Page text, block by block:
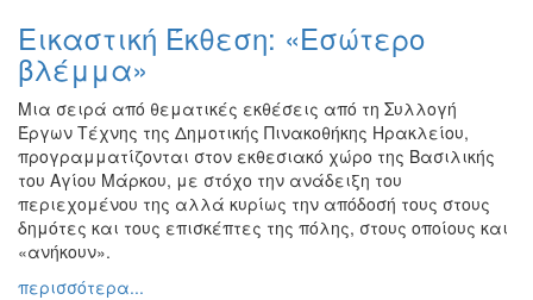
Παζάρι
Ειδών
Συνέδρια
Ημερίδες
-
Διημερίδες
Σεμινάρια-
Διαλέξεις-
Ομιλίες
Εικαστική Έκθεση: «Εσώτερο
βλέμμα»
Μια σειρά από θεματικές εκθέσεις από τη Συλλογή
Έργων Τέχνης της Δημοτικής Πινακοθήκης Ηρακλείου,
προγραμματίζονται στον εκθεσιακό χώρο της Βασιλικής
του Αγίου Μάρκου, με στόχο την ανάδειξη του
περιεχομένου της αλλά κυρίως την απόδοσή τους στους
δημότες και τους επισκέπτες της πόλης, στους οποίους και
«ανήκουν».
περισσότερα...